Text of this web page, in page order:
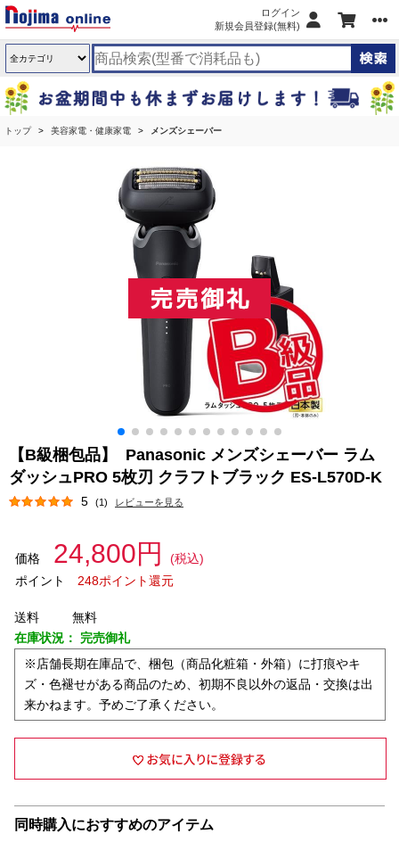
ログイン
新規会員登録(無料)
トップ 美容家電・健康家電 メンズシェーバー
【B級梱包品】 Panasonic メンズシェーバー ラム
ダッシュPRO 5枚刃 クラフトブラック ES-L570D-K
5 (1) レビューを見る
価格 24,800円
(税込)
ポイント
248ポイント還元
送料
無料
在庫状況： 完売御礼
※店舗長期在庫品で、梱包（商品化粧箱・外箱）に打痕やキ
ズ・色褪せがある商品のため、初期不良以外の返品・交換は出
来かねます。予めご了承ください。
同時購入におすすめのアイテム